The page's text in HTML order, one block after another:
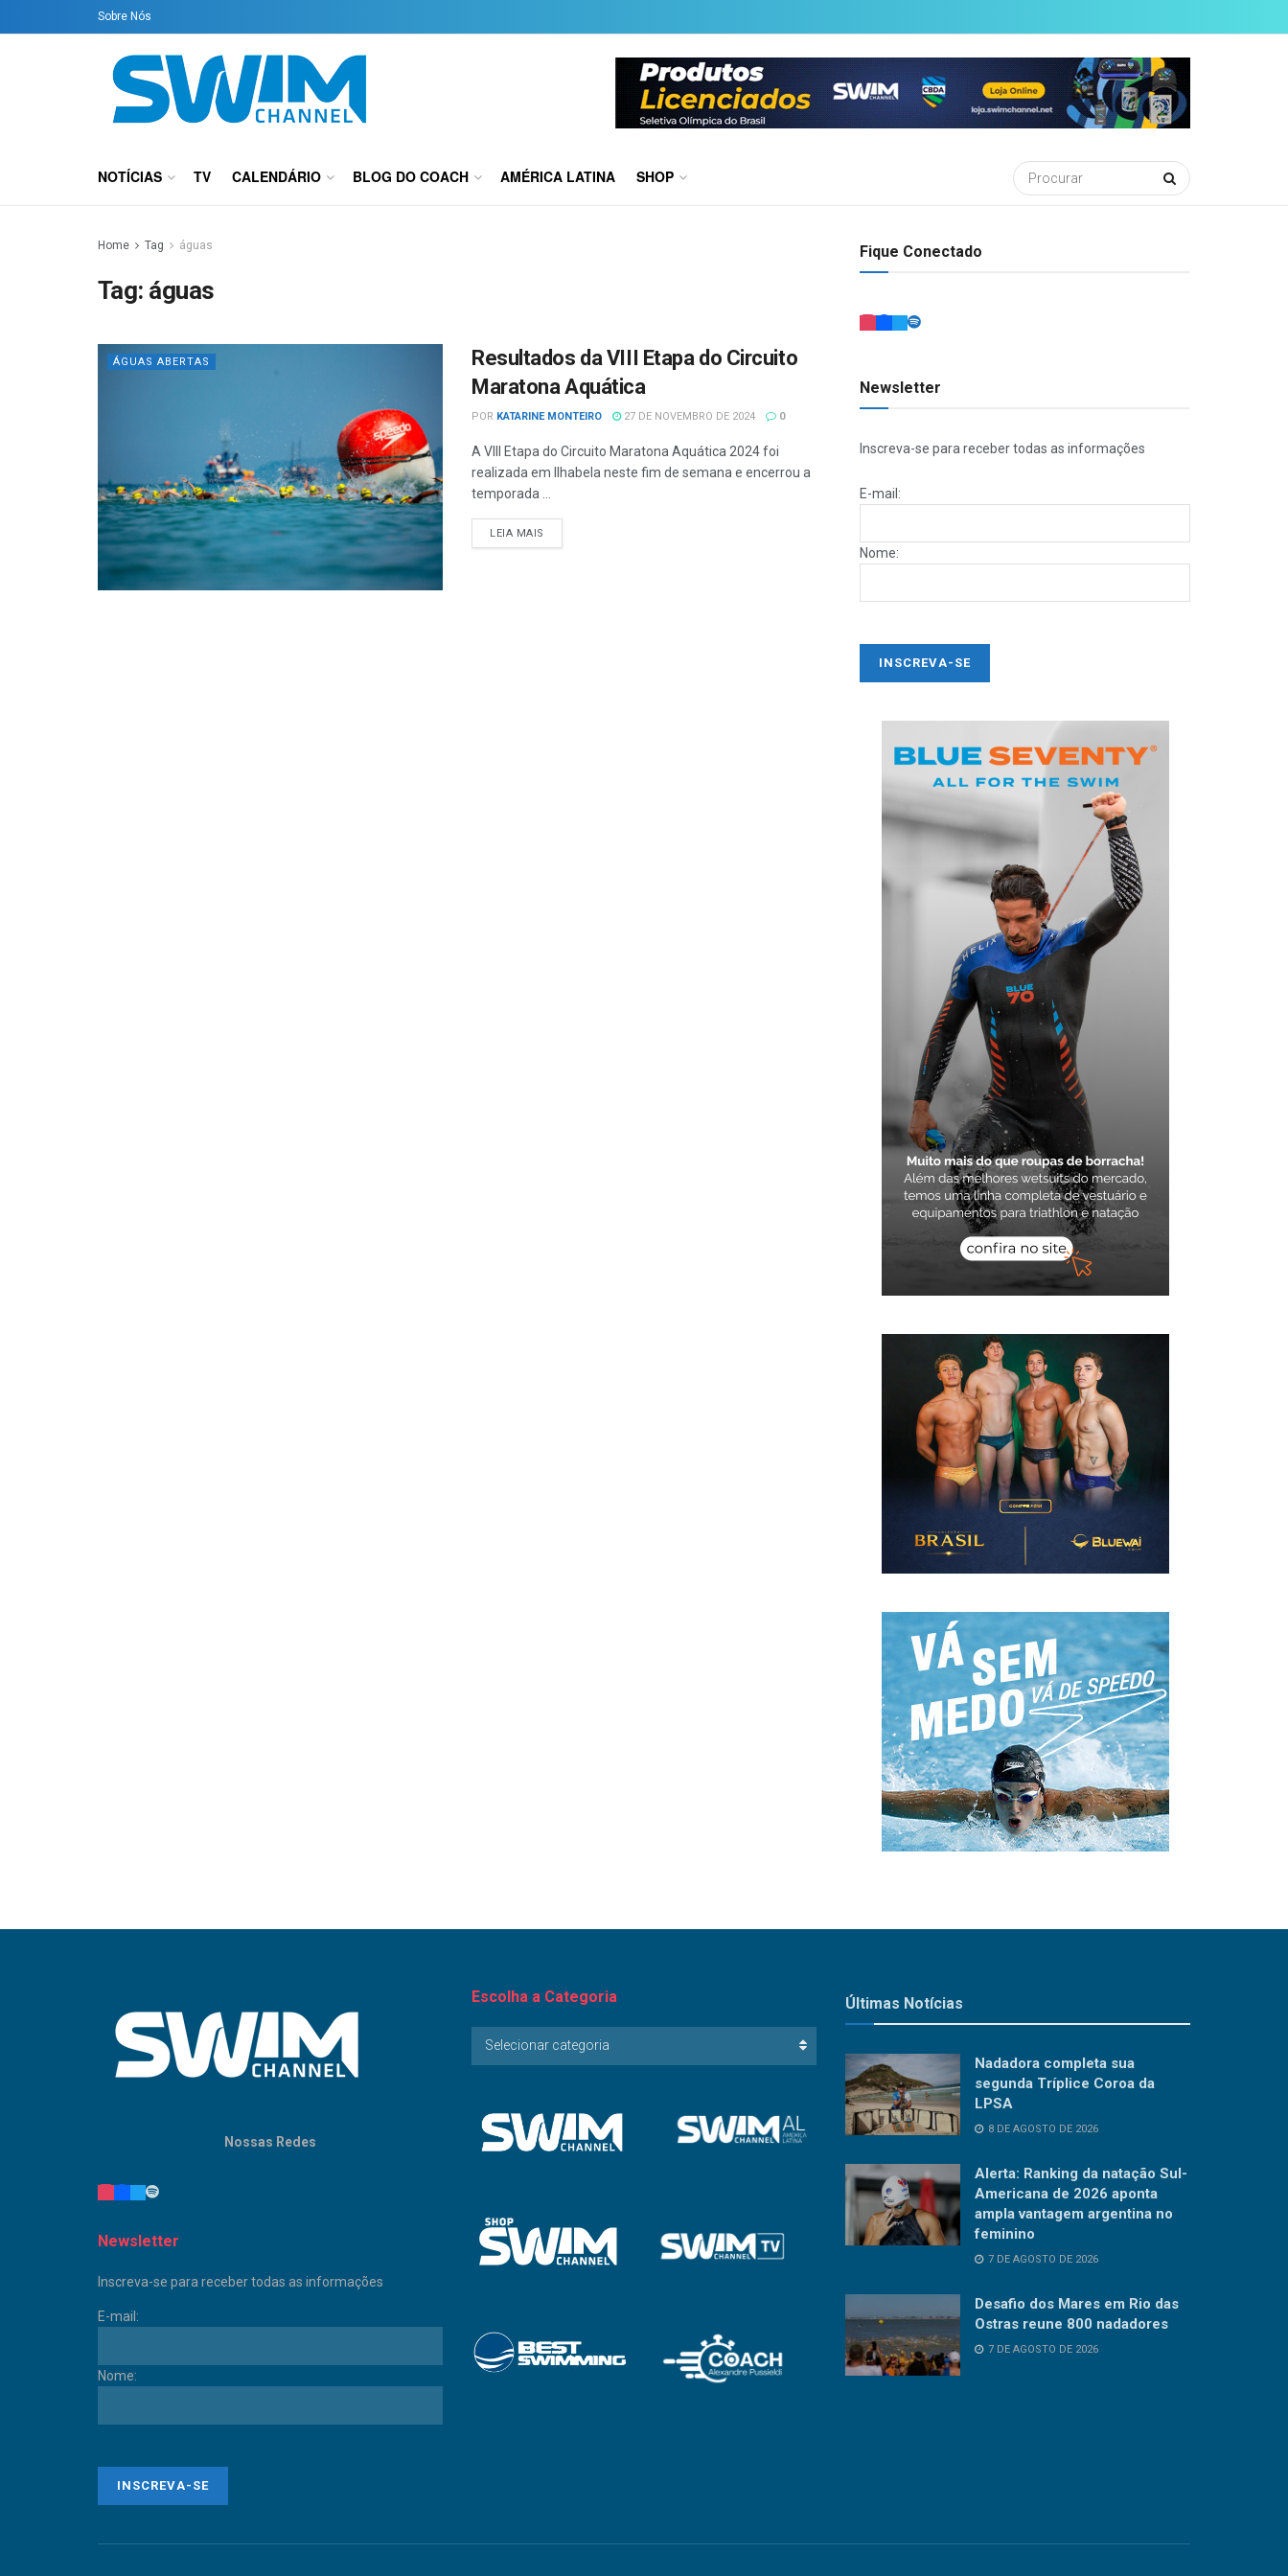
Sobre Nós
NOTÍCIAS TV CALENDÁRIO BLOG DO COACH AMÉRICA LATINA SHOP
Home Tag águas
Tag: águas
ÁGUAS ABERTAS
Resultados da VIII Etapa do Circuito
Maratona Aquática
POR KATARINE MONTEIRO 27 DE NOVEMBRO DE 2024 0
A VIII Etapa do Circuito Maratona Aquática 2024 foi
realizada em Ilhabela neste fim de semana e encerrou a
temporada ...
LEIA MAIS
Fique Conectado
Newsletter
Inscreva-se para receber todas as informações
E-mail:
Nome:
Nossas Redes
Newsletter
Inscreva-se para receber todas as informações
E-mail:
Nome:
Escolha a Categoria
Escolha
Selecionar categoria
Últimas Notícias
Nadadora completa sua
segunda Tríplice Coroa da
LPSA
8 DE AGOSTO DE 2026
Alerta: Ranking da natação Sul-
Americana de 2026 aponta
ampla vantagem argentina no
feminino
7 DE AGOSTO DE 2026
Desafio dos Mares em Rio das
Ostras reune 800 nadadores
7 DE AGOSTO DE 2026